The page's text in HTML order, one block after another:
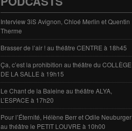
Interview 3iS Avignon, Chloé Merlin et Quentin
Therme
Brasser de l’air ! au théâtre CENTRE à 18h45
Ça, c’est la prohibition au théâtre du COLLÈGE
DE LA SALLE à 19h15
Le Chant de la Baleine au théâtre ALYA,
L’ESPACE à 17h20
Pour l’Éternité, Hélène Berr et Odile Neuburger
au théâtre le PETIT LOUVRE à 10h00